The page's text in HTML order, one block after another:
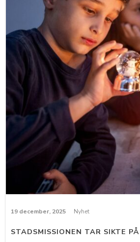
19 december, 2025 Nyhet
STADSMISSIONEN TAR SIKTE